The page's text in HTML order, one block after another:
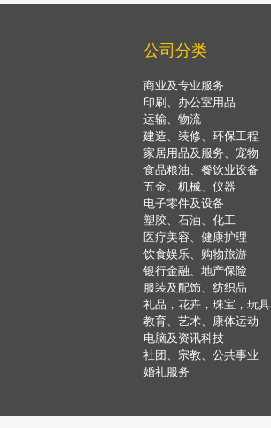
公司分类
商业及专业服务
印刷、办公室用品
运输、物流
建造、装修、环保工程
家居用品及服务、宠物
食品粮油、餐饮业设备
五金、机械、仪器
电子零件及设备
塑胶、石油、化工
医疗美容、健康护理
饮食娱乐、购物旅游
银行金融、地产保险
服装及配饰、纺织品
礼品，花卉，珠宝，玩具
教育、艺术、康体运动
电脑及资讯科技
社团、宗教、公共事业
婚礼服务